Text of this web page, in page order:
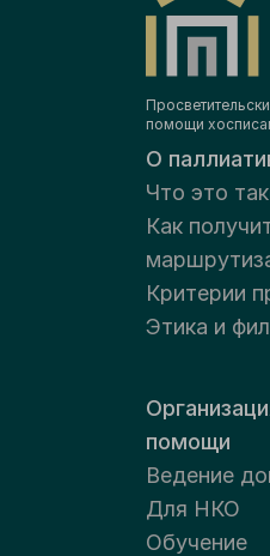
помощи
О
Что это
Как
Критерии
Этика и
помощи
Ведение
Для НКО
Обучение